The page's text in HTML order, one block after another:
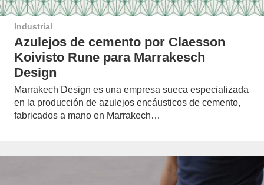
Industrial
Azulejos de cemento por Claesson
Koivisto Rune para Marrakesch
Design
Marrakech Design es una empresa sueca especializada
en la producción de azulejos encáusticos de cemento,
fabricados a mano en Marrakech…